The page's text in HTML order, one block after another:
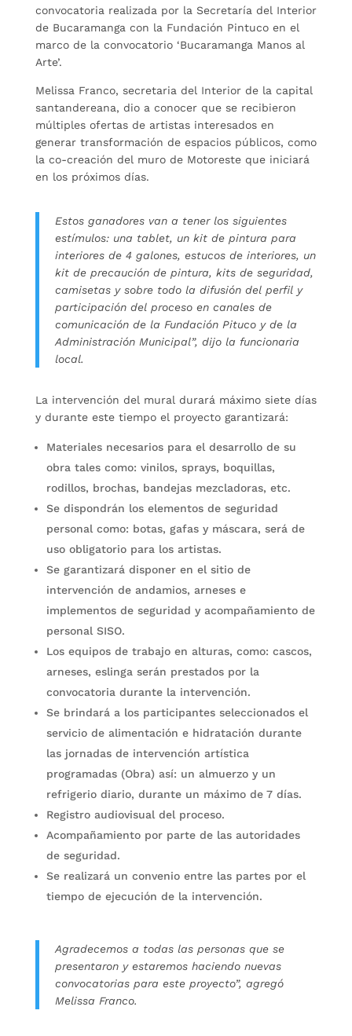
convocatoria realizada por la Secretaría del Interior
de Bucaramanga con la Fundación Pintuco en el
marco de la convocatorio ‘Bucaramanga Manos al
Arte’.
Melissa Franco, secretaria del Interior de la capital
santandereana, dio a conocer que se recibieron
múltiples ofertas de artistas interesados en
generar transformación de espacios públicos, como
la co-creación del muro de Motoreste que iniciará
en los próximos días.
Estos ganadores van a tener los siguientes
estímulos: una tablet, un kit de pintura para
interiores de 4 galones, estucos de interiores, un
kit de precaución de pintura, kits de seguridad,
camisetas y sobre todo la difusión del perfil y
participación del proceso en canales de
comunicación de la Fundación Pituco y de la
Administración Municipal”, dijo la funcionaria
local.
La intervención del mural durará máximo siete días
y durante este tiempo el proyecto garantizará:
Materiales necesarios para el desarrollo de su
obra tales como: vinilos, sprays, boquillas,
rodillos, brochas, bandejas mezcladoras, etc.
Se dispondrán los elementos de seguridad
personal como: botas, gafas y máscara, será de
uso obligatorio para los artistas.
Se garantizará disponer en el sitio de
intervención de andamios, arneses e
implementos de seguridad y acompañamiento de
personal SISO.
Los equipos de trabajo en alturas, como: cascos,
arneses, eslinga serán prestados por la
convocatoria durante la intervención.
Se brindará a los participantes seleccionados el
servicio de alimentación e hidratación durante
las jornadas de intervención artística
programadas (Obra) así: un almuerzo y un
refrigerio diario, durante un máximo de 7 días.
Registro audiovisual del proceso.
Acompañamiento por parte de las autoridades
de seguridad.
Se realizará un convenio entre las partes por el
tiempo de ejecución de la intervención.
Agradecemos a todas las personas que se
presentaron y estaremos haciendo nuevas
convocatorias para este proyecto”, agregó
Melissa Franco.